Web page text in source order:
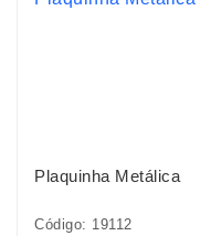
Plaquinha Metálica
Código: 19112